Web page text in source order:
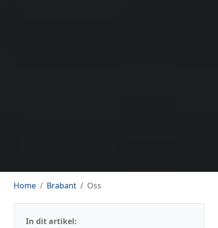
Home Brabant Oss
In dit artikel: